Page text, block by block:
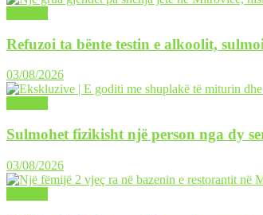
Refuzoi ta bënte testin e alkoolit,
03/08/2026
Sulmohet fizikisht një person nga dy
03/08/2026